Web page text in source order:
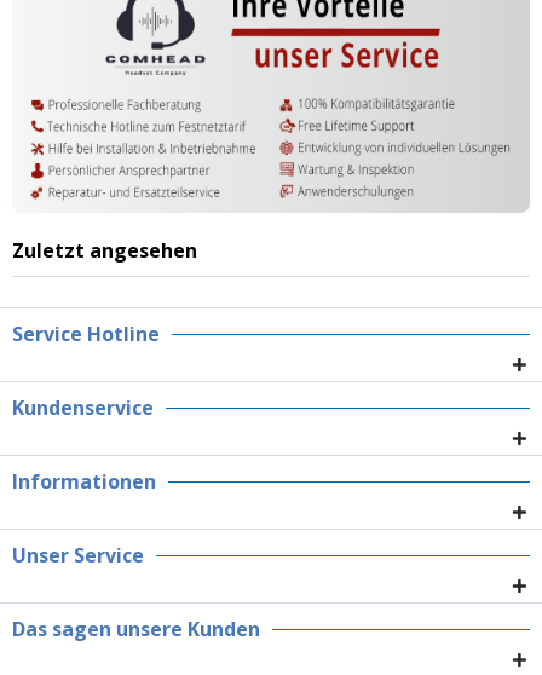
Zuletzt angesehen
Service Hotline
Kundenservice
Informationen
Unser Service
Das sagen unsere Kunden